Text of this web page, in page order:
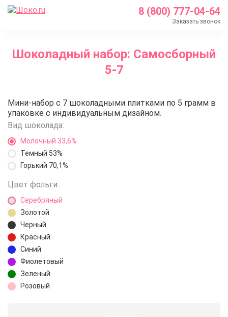
8 (800) 777-04-64
Заказать звонок
Каталог
Шоколадные наборы с логотипом
Шоколадный набор: Самосборный
5-7
Шоколадный набор:
Мини-набор с 7 шоколадными плитками по 5 грамм в
упаковке с индивидуальным дизайном.
Вид шоколада:
Молочный 33,6%
Темный 53%
Горький 70,1%
Цвет фольги:
Серебряный
Золотой
Черный
Красный
Синий
Фиолетовый
Зеленый
Розовый